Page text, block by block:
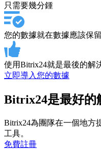
只需要幾分鍾
您的數據就在數據應該保
使用Bitrix24就是最後的解
立即導入您的數據
Bitrix24是最好的
Bitrix24為團隊在一個地方
工具。
免費註冊